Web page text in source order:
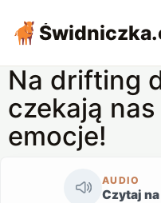
Świdniczka
Na drifting
czekają
emocje!
AUDIO
Czytaj na